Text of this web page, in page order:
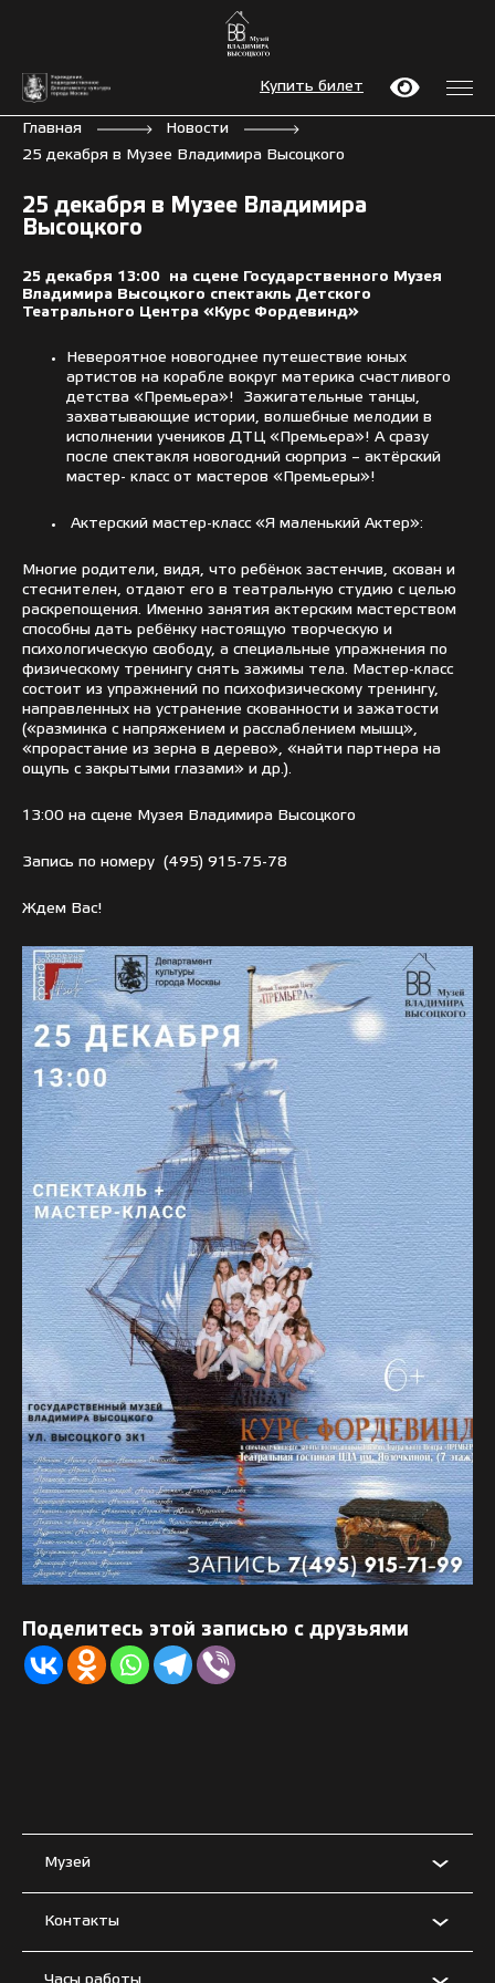
Купить билет
Главная
Новости
25 декабря в Музее Владимира Высоцкого
25 декабря в Музее Владимира
Высоцкого
25 декабря 13:00 на сцене Государственного Музея
Владимира Высоцкого спектакль Детского
Театрального Центра «Курс Фордевинд»
Невероятное новогоднее путешествие юных
артистов на корабле вокруг материка счастливого
детства «Премьера»! Зажигательные танцы,
захватывающие истории, волшебные мелодии в
исполнении учеников ДТЦ «Премьера»! А сразу
после спектакля новогодний сюрприз – актёрский
мастер- класс от мастеров «Премьеры»!
Актерский мастер-класс «Я маленький Актер»:
Многие родители, видя, что ребёнок застенчив, скован и
стеснителен, отдают его в театральную студию с целью
раскрепощения. Именно занятия актерским мастерством
способны дать ребёнку настоящую творческую и
психологическую свободу, а специальные упражнения по
физическому тренингу снять зажимы тела. Мастер-класс
состоит из упражнений по психофизическому тренингу,
направленных на устранение скованности и зажатости
(«разминка с напряжением и расслаблением мышц»,
«прорастание из зерна в дерево», «найти партнера на
ощупь с закрытыми глазами» и др.).
13:00 на сцене Музея Владимира Высоцкого
Запись по номеру (495) 915-75-78
Ждем Вас!
Поделитесь этой записью с друзьями
Музей
Контакты